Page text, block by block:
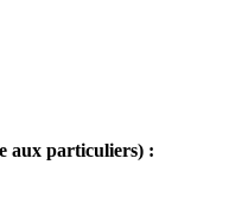
aux particuliers) :